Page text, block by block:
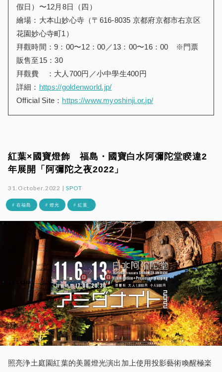
假日）〜12月8日（四）
繪場：大本山妙心寺（〒616-8035 京都府京都市右京区
花園妙心寺町1）
拜觀時間：9：00〜12：00／13：00〜16：00 ※門票
販售至15：30
拜觀費 ：大人700円／小中學生400円
詳細： https://goldenworld.jp/
Official Site： https://www.myoshinji.or.jp/
紅葉×國寶燈飾 福島・國寶白水阿彌陀堂睽違2
年展開「阿彌陀之夜2022」
31.October.2022 |SPOT
# 在福島 # 燈光 # 紅葉_
照亮浄土庭園紅葉的美麗燈光演出加上使用投影藝術喚醒極楽